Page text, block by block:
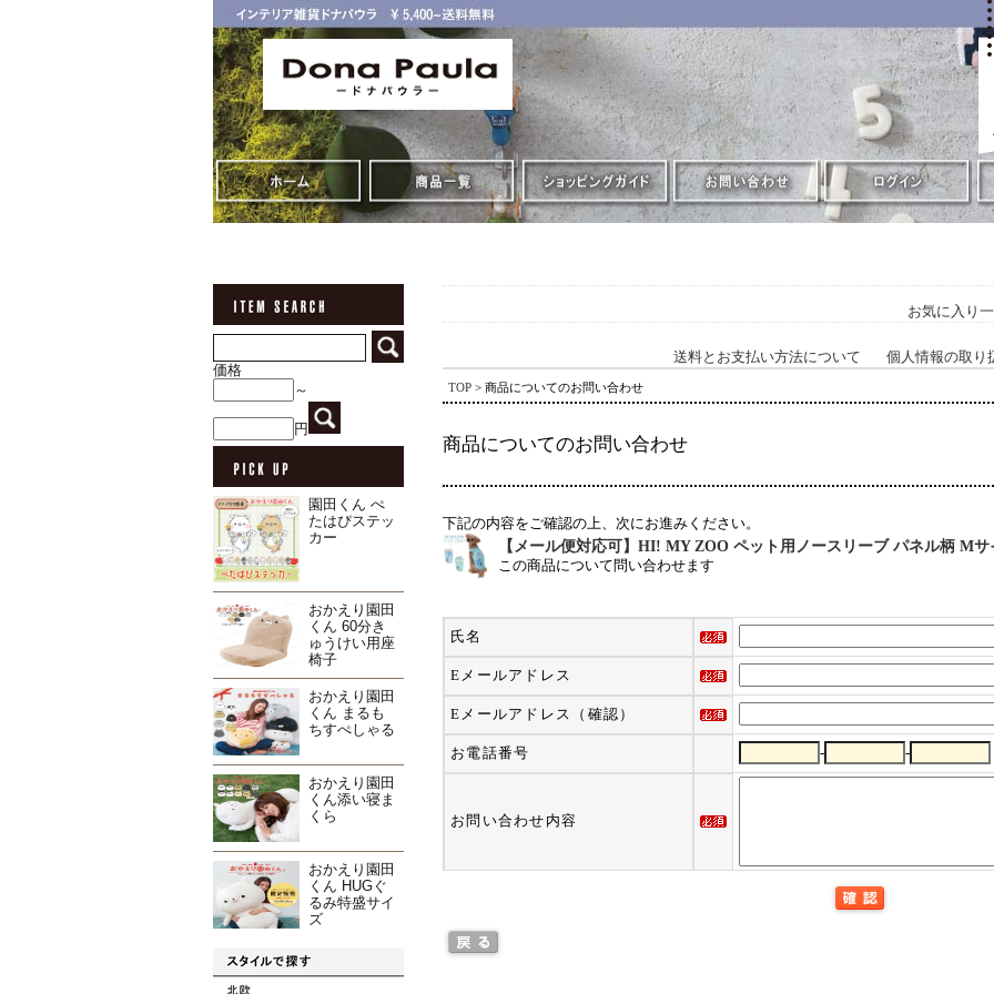
価格
～
円
園田くん ぺ
たはぴステッ
カー
おかえり園田
くん 60分き
ゅうけい用座
椅子
おかえり園田
くん まるも
ちすぺしゃる
おかえり園田
くん添い寝ま
くら
おかえり園田
くん HUGぐ
るみ特盛サイ
ズ
お気に入り
送料とお支払い方法について 個人情報の取り
TOP > 商品についてのお問い合わせ
商品についてのお問い合わせ
下記の内容をご確認の上、次にお進みください。
【メール便対応可】HI! MY ZOO ペット用ノースリーブ パネル柄 Mサ
この商品について問い合わせます
氏名
Eメールアドレス
Eメールアドレス（確認）
お電話番号 - -
お問い合わせ内容